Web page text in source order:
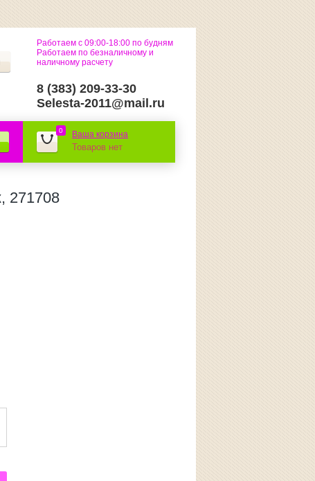
Работаем с 09:00-18:00 по будням
Работаем по безналичному и
наличному расчету
8 (383) 209-33-30
Selesta-2011@mail.ru
0 Ваша корзина
Товаров нет
271708